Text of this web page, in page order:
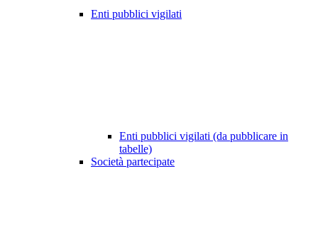
Enti pubblici vigilati
Enti pubblici vigilati (da pubblicare in
tabelle)
Società partecipate